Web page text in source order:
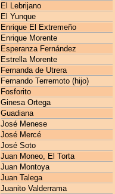
El Lebrijano
El Yunque
Enrique El Extremeño
Enrique Morente
Esperanza Fernández
Estrella Morente
Fernanda de Utrera
Fernando Terremoto (hijo)
Fosforito
Ginesa Ortega
Guadiana
José Menese
José Mercé
José Soto
Juan Moneo, El Torta
Juan Montoya
Juan Talega
Juanito Valderrama